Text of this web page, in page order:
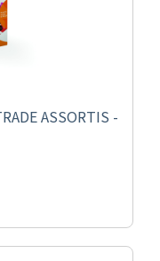
ASSORTIS -